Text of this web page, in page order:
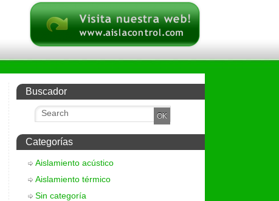
Buscador
Categorías
Aislamiento acústico
Aislamiento térmico
Sin categoría